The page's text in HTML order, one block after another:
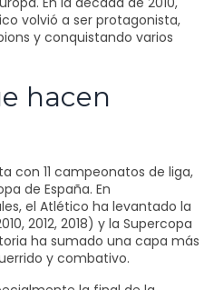
volvió a ser protagonista,
y conquistando varios
hacen
con 11 campeonatos de liga,
de España. En
el Atlético ha levantado la
2012, 2018) y la Supercopa
ha sumado una capa más
y combativo.